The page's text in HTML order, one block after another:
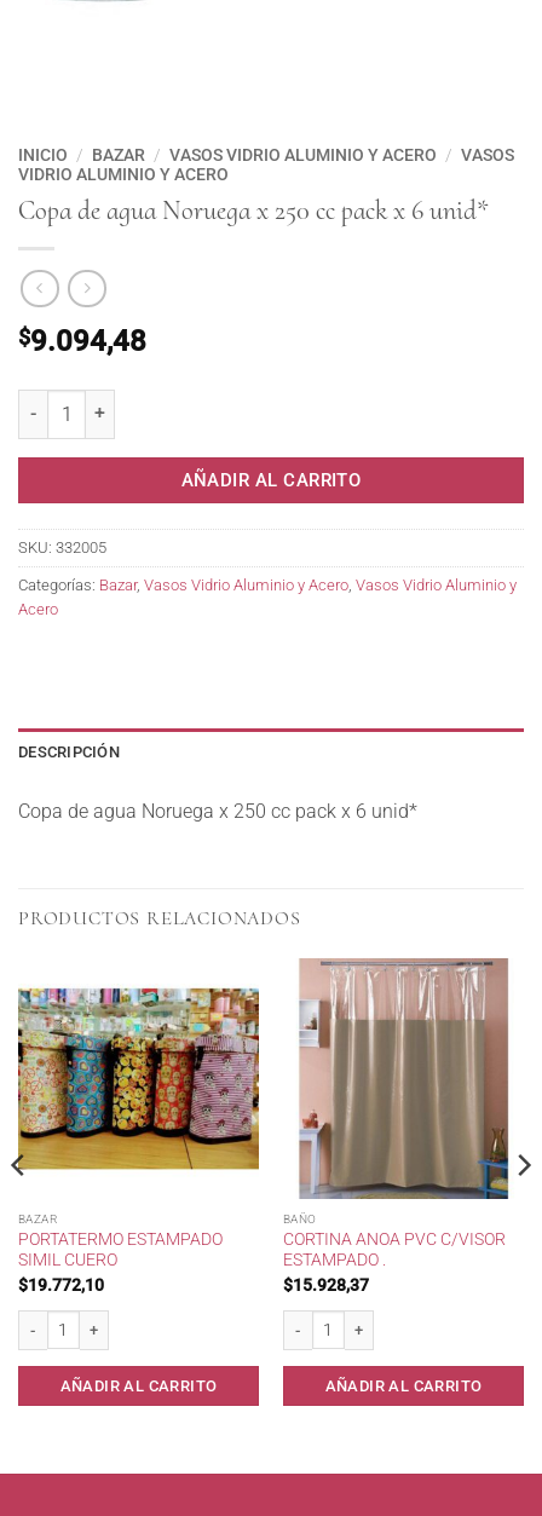
INICIO / BAZAR / VASOS VIDRIO ALUMINIO Y ACERO / VASOS
VIDRIO ALUMINIO Y ACERO
Copa de agua Noruega x 250 cc pack x 6 unid*
$9.094,48
AÑADIR AL CARRITO
SKU: 332005
Categorías: Bazar, Vasos Vidrio Aluminio y Acero, Vasos Vidrio Aluminio y
Acero
DESCRIPCIÓN
Copa de agua Noruega x 250 cc pack x 6 unid*
PRODUCTOS RELACIONADOS
BAZAR
PORTATERMO ESTAMPADO
SIMIL CUERO
$19.772,10
PortaTermo Estampado Simil Cuero cantidad
AÑADIR AL CARRITO
BAÑO
CORTINA ANOA PVC C/VISOR
ESTAMPADO .
$15.928,37
Cortina Anoa PVC c/Visor Estampado .
AÑADIR AL CARRITO
cc . cantidad